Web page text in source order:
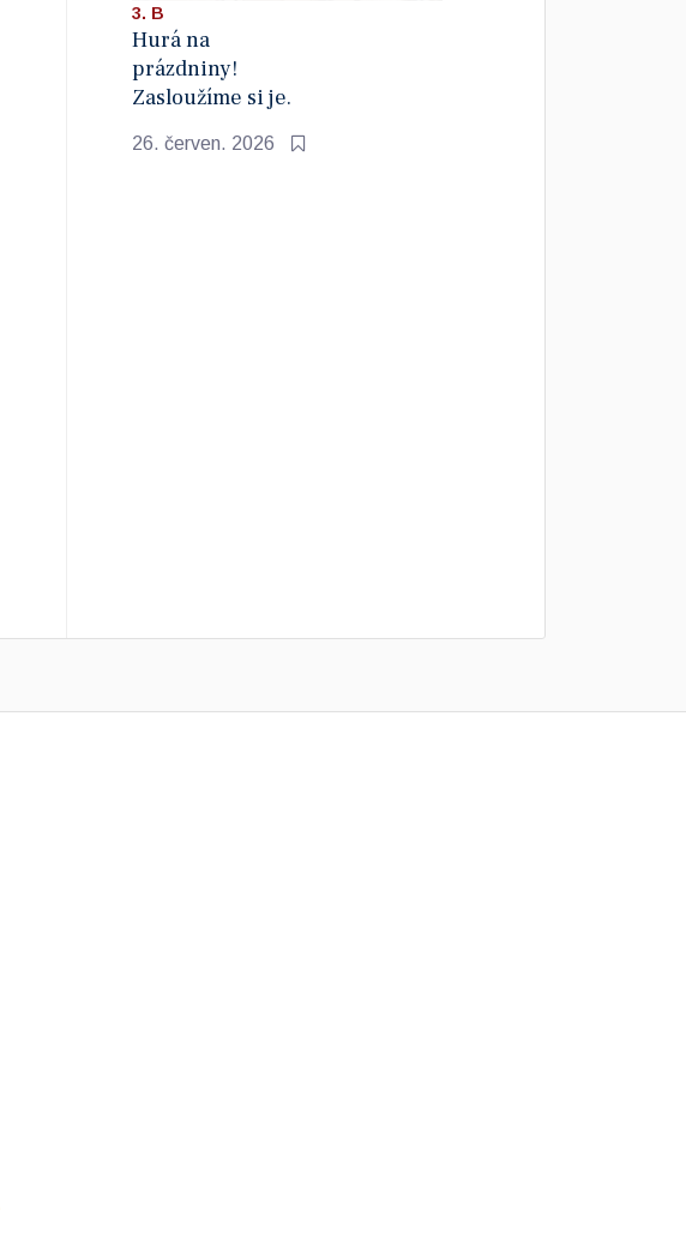
3. B
Hurá na
prázdniny!
Zasloužíme si je.
26. červen. 2026